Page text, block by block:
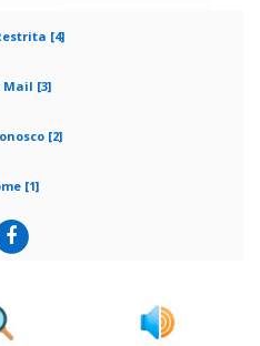
[4]
Mail [3]
[2]
[1]